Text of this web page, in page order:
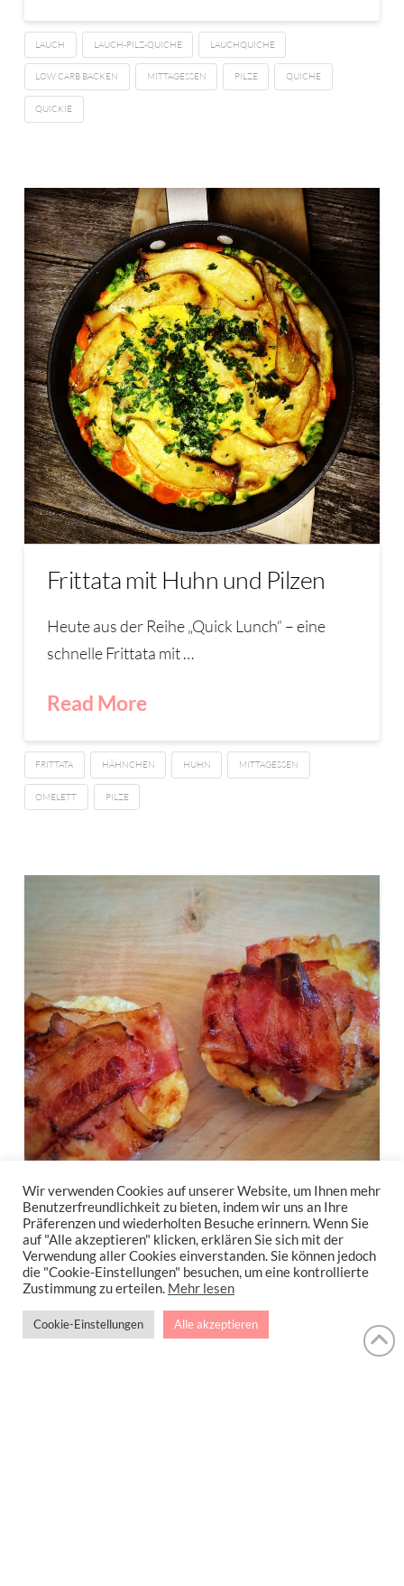
LAUCH LAUCH-PILZ-QUICHE LAUCHQUICHE
LOW CARB BACKEN MITTAGESSEN PILZE QUICHE
QUICKIE
Frittata mit Huhn und Pilzen
Heute aus der Reihe „Quick Lunch“ – eine
schnelle Frittata mit …
Read More
FRITTATA HÄHNCHEN HUHN MITTAGESSEN
OMELETT PILZE
Herzhafte Muffins mit Pilzen
Mancher von Euch wird gleich sagen „das
kenne ich schon, …
Wir verwenden Cookies auf unserer Website, um Ihnen mehr
Benutzerfreundlichkeit zu bieten, indem wir uns an Ihre
Präferenzen und wiederholten Besuche erinnern. Wenn Sie
auf "Alle akzeptieren" klicken, erklären Sie sich mit der
Verwendung aller Cookies einverstanden. Sie können jedoch
die "Cookie-Einstellungen" besuchen, um eine kontrollierte
Zustimmung zu erteilen. Mehr lesen
Cookie-Einstellungen Alle akzeptieren